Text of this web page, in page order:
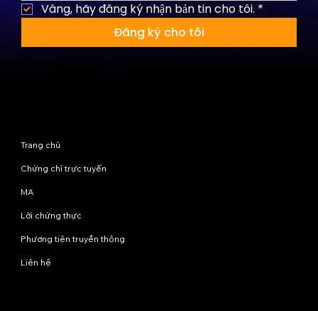
Vâng, hãy đăng ký nhận bản tin cho tôi. *
Đăng ký cho tôi
Trang chủ
Chứng chỉ trực tuyến
MA
Lời chứng thực
Phương tiện truyền thông
Liên hệ